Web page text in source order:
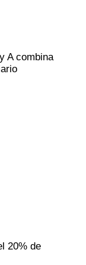
A combina
20% de